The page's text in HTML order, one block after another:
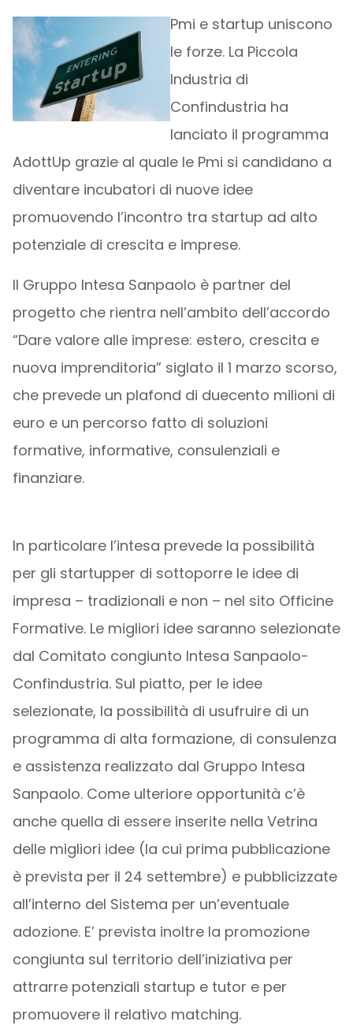
Pmi e startup uniscono
le forze. La Piccola
Industria di
Confindustria ha
lanciato il programma
AdottUp grazie al quale le Pmi si candidano a
diventare incubatori di nuove idee
promuovendo l’incontro tra startup ad alto
potenziale di crescita e imprese.
Il Gruppo Intesa Sanpaolo è partner del
progetto che rientra nell’ambito dell’accordo
“Dare valore alle imprese: estero, crescita e
nuova imprenditoria” siglato il 1 marzo scorso,
che prevede un plafond di duecento milioni di
euro e un percorso fatto di soluzioni
formative, informative, consulenziali e
finanziare.
In particolare l’intesa prevede la possibilità
per gli startupper di sottoporre le idee di
impresa – tradizionali e non – nel sito Officine
Formative. Le migliori idee saranno selezionate
dal Comitato congiunto Intesa Sanpaolo-
Confindustria. Sul piatto, per le idee
selezionate, la possibilità di usufruire di un
programma di alta formazione, di consulenza
e assistenza realizzato dal Gruppo Intesa
Sanpaolo. Come ulteriore opportunità c’è
anche quella di essere inserite nella Vetrina
delle migliori idee (la cui prima pubblicazione
è prevista per il 24 settembre) e pubblicizzate
all’interno del Sistema per un’eventuale
adozione. E’ prevista inoltre la promozione
congiunta sul territorio dell’iniziativa per
attrarre potenziali startup e tutor e per
promuovere il relativo matching.